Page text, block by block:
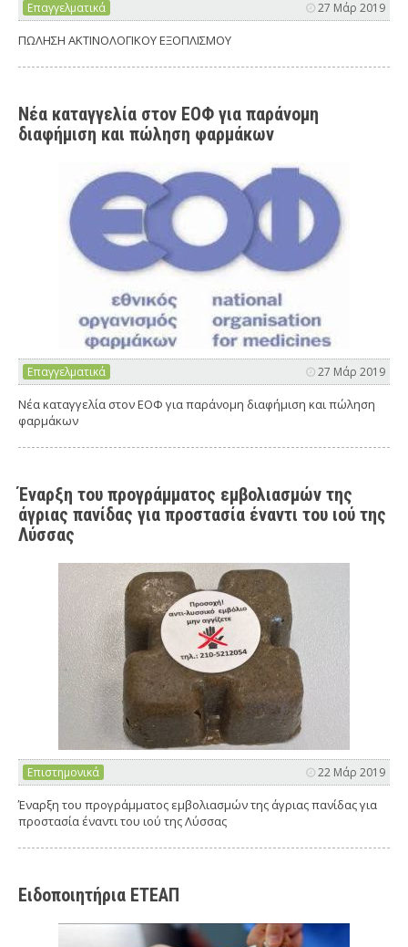
Επαγγελματικά 27 Μάρ 2019
ΠΩΛΗΣΗ ΑΚΤΙΝΟΛΟΓΙΚΟΥ ΕΞΟΠΛΙΣΜΟΥ
Νέα καταγγελία στον ΕΟΦ για παράνομη
διαφήμιση και πώληση φαρμάκων
Επαγγελματικά 27 Μάρ 2019
Νέα καταγγελία στον ΕΟΦ για παράνομη διαφήμιση και πώληση
φαρμάκων
Έναρξη του προγράμματος εμβολιασμών της
άγριας πανίδας για προστασία έναντι του ιού της
Λύσσας
Επιστημονικά 22 Μάρ 2019
Έναρξη του προγράμματος εμβολιασμών της άγριας πανίδας για
προστασία έναντι του ιού της Λύσσας
Ειδοποιητήρια ΕΤΕΑΠ